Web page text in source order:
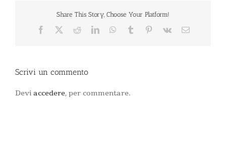
Share This Story, Choose Your Platform!
Facebook RedditLinkedInWhatsApp
Tumblr Pinterest
Vk Email
Scrivi un commento
Devi accedere, per commentare.